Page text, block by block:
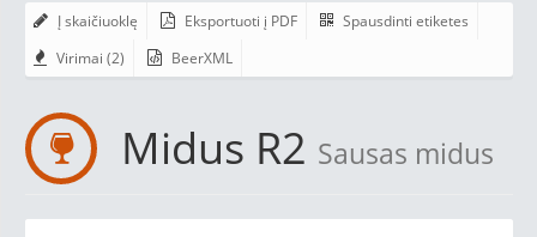
Į skaičiuoklę Eksportuoti į PDF
Spausdinti etiketes
Virimai (2)
BeerXML
Midus R2 Sausas midus